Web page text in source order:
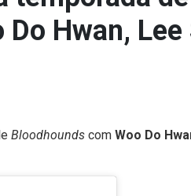
Hwan, Lee
Bloodhounds com Woo Do